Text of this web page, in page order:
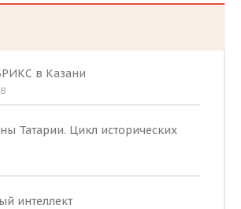
в Казани
Татарии. Цикл исторических
интеллект